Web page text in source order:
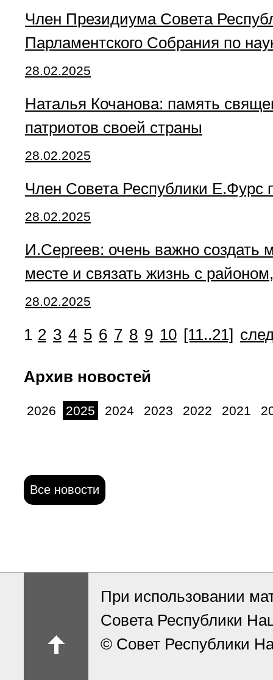
Член Президиума Совета
Парламентского Собрания по
28.02.2025
Наталья Кочанова: память
патриотов своей страны
28.02.2025
Член Совета Республики Е.Фурс
28.02.2025
И.Сергеев: очень важно создать
месте и связать жизнь с
28.02.2025
1 2 3 4 5 6 7 8 9 10 [11..21]
Архив новостей
2026 2025 2024 2023 2022 2021
Все новости
При использовании
Совета Республики
© Совет Республики